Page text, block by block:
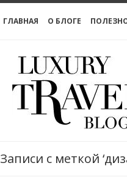
ГЛАВНАЯ О БЛОГЕ
Записи с меткой